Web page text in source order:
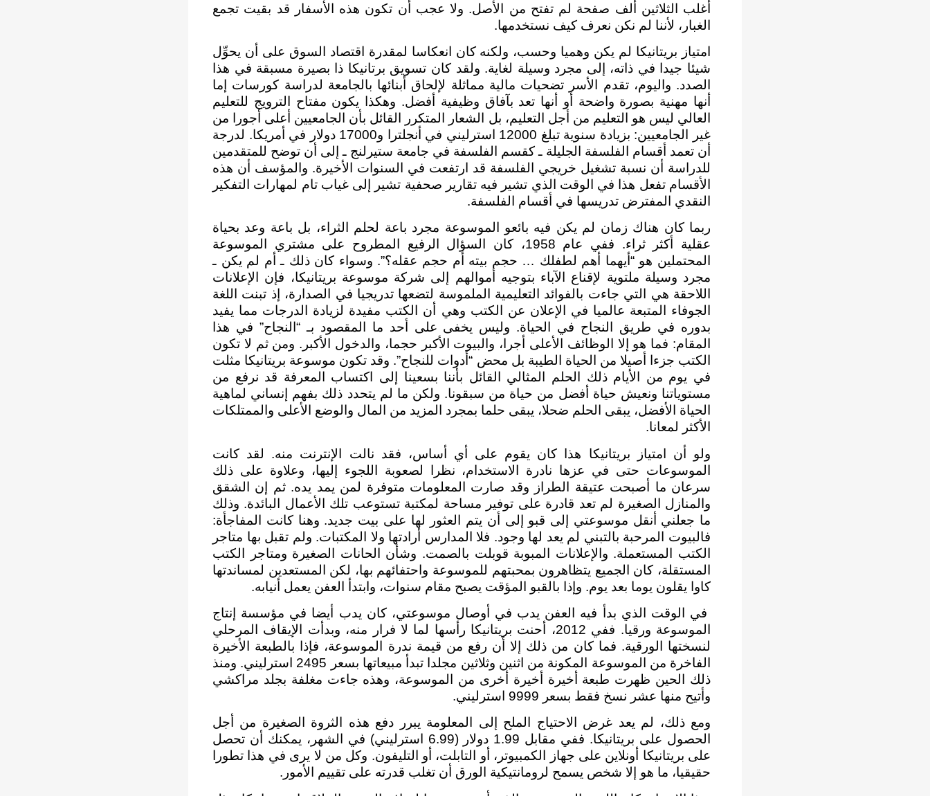
أغلب الثلاثين ألف صفحة لم تفتح من الأصل. ولا عجب أن تكون هذه الأسفار قد بقيت تجمع
الغبار، لأننا لم نكن نعرف كيف نستخدمها.
امتياز بريتانيكا لم يكن وهميا وحسب، ولكنه كان انعكاسا لمقدرة اقتصاد السوق على أن يحوِّل
شيئا جيدا في ذاته، إلى مجرد وسيلة لغاية. ولقد كان تسويق برتانيكا ذا بصيرة مسبقة في هذا
الصدد. واليوم، تقدم الأسر تضحيات مالية مماثلة لإلحاق أبنائها بالجامعة لدراسة كورسات إما
أنها مهنية بصورة واضحة أو أنها تعد بآفاق وظيفية أفضل. وهكذا يكون مفتاح الترويج للتعليم
العالي ليس هو التعليم من أجل التعليم، بل الشعار المتكرر القائل بأن الجامعيين أعلى أجورا من
غير الجامعيين: بزيادة سنوية تبلغ 12000 استرليني في أنجلترا و17000 دولار في أمريكا. لدرجة
أن تعمد أقسام الفلسفة الجليلة ـ كقسم الفلسفة في جامعة ستيرلنج ـ إلى أن توضح للمتقدمين
للدراسة أن نسبة تشغيل خريجي الفلسفة قد ارتفعت في السنوات الأخيرة. والمؤسف أن هذه
الأقسام تفعل هذا في الوقت الذي تشير فيه تقارير صحفية تشير إلى غياب تام لمهارات التفكير
النقدي المفترض تدريسها في أقسام الفلسفة.
ربما كان هناك زمان لم يكن فيه بائعو الموسوعة مجرد باعة لحلم الثراء، بل باعة وعد بحياة
عقلية أكثر ثراء. ففي عام 1958، كان السؤال الرفيع المطروح على مشتري الموسوعة
المحتملين هو “أيهما أهم لطفلك … حجم بيته أم حجم عقله؟”. وسواء كان ذلك ـ أم لم يكن ـ
مجرد وسيلة ملتوية لإقناع الآباء بتوجيه أموالهم إلى شركة موسوعة بريتانيكا، فإن الإعلانات
اللاحقة هي التي جاءت بالفوائد التعليمية الملموسة لتضعها تدريجيا في الصدارة، إذ تبنت اللغة
الجوفاء المتبعة عالميا في الإعلان عن الكتب وهي أن الكتب مفيدة لزيادة الدرجات مما يفيد
بدوره في طريق النجاح في الحياة. وليس يخفى على أحد ما المقصود بـ “النجاح” في هذا
المقام: فما هو إلا الوظائف الأعلى أجرا، والبيوت الأكبر حجما، والدخول الأكبر. ومن ثم لا تكون
الكتب جزءا أصيلا من الحياة الطيبة بل محض “أدوات للنجاح”. وقد تكون موسوعة بريتانيكا مثلت
في يوم من الأيام ذلك الحلم المثالي القائل بأننا بسعينا إلى اكتساب المعرفة قد نرفع من
مستوياتنا ونعيش حياة أفضل من حياة من سبقونا. ولكن ما لم يتحدد ذلك بفهم إنساني لماهية
الحياة الأفضل، يبقى الحلم ضحلا، يبقى حلما بمجرد المزيد من المال والوضع الأعلى والممتلكات
الأكثر لمعانا.
ولو أن امتياز بريتانيكا هذا كان يقوم على أي أساس، فقد نالت الإنترنت منه. لقد كانت
الموسوعات حتى في عزها نادرة الاستخدام، نظرا لصعوبة اللجوء إليها، وعلاوة على ذلك
سرعان ما أصبحت عتيقة الطراز وقد صارت المعلومات متوفرة لمن يمد يده. ثم إن الشقق
والمنازل الصغيرة لم تعد قادرة على توفير مساحة لمكتبة تستوعب تلك الأعمال البائدة. وذلك
ما جعلني أنقل موسوعتي إلى قبو إلى أن يتم العثور لها على بيت جديد. وهنا كانت المفاجأة:
فالبيوت المرحبة بالتبني لم يعد لها وجود. فلا المدارس أرادتها ولا المكتبات. ولم تقبل بها متاجر
الكتب المستعملة. والإعلانات المبوبة قوبلت بالصمت. وشأن الحانات الصغيرة ومتاجر الكتب
المستقلة، كان الجميع يتظاهرون بمحبتهم للموسوعة واحتفائهم بها، لكن المستعدين لمساندتها
كاوا يقلون يوما بعد يوم. وإذا بالقبو المؤقت يصبح مقام سنوات، وابتدأ العفن يعمل أنيابه.
في الوقت الذي بدأ فيه العفن يدب في أوصال موسوعتي، كان يدب أيضا في مؤسسة إنتاج
الموسوعة ورقيا. ففي 2012، أحنت بريتانيكا رأسها لما لا فرار منه، وبدأت الإيقاف المرحلي
لنسختها الورقية. فما كان من ذلك إلا أن رفع من قيمة ندرة الموسوعة، فإذا بالطبعة الأخيرة
الفاخرة من الموسوعة المكونة من اثنين وثلاثين مجلدا تبدأ مبيعاتها بسعر 2495 استرليني. ومنذ
ذلك الحين ظهرت طبعة أخيرة أخيرة أخرى من الموسوعة، وهذه جاءت مغلفة بجلد مراكشي
وأتيح منها عشر نسخ فقط بسعر 9999 استرليني.
ومع ذلك، لم يعد غرض الاحتياج الملح إلى المعلومة يبرر دفع هذه الثروة الصغيرة من أجل
الحصول على بريتانيكا. ففي مقابل 1.99 دولار (6.99 استرليني) في الشهر، يمكنك أن تحصل
على بريتانيكا أونلاين على جهاز الكمبيوتر، أو التابلت، أو التليفون. وكل من لا يرى في هذا تطورا
حقيقيا، ما هو إلا شخص يسمح لرومانتيكية الورق أن تغلب قدرته على تقييم الأمور.